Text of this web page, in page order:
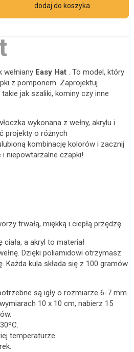
dodaj do koszyka
wełniany Easy Hat . To model, który
z pomponem. Zaprojektuj
jak szaliki, kominy czy inne
wykonana z wełny, akrylu i
projekty o różnych
kombinację kolorów i zacznij
niepowtarzalne czapki!
trwałą, miękką i ciepłą przędzę.
ciała, a akryl to materiał
Dzięki poliamidowi otrzymasz
Każda kula składa się z 100 gramów
są igły o rozmiarze 6-7 mm.
10 x 10 cm, nabierz 15
temperaturze.